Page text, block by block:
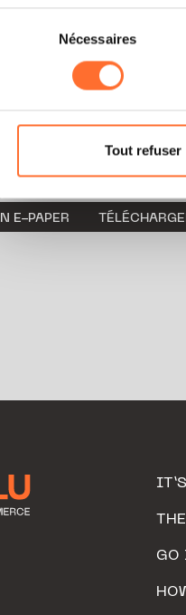
Il est précisé que la
cas de refus de tous les
personnelles, vous
personnelles.
consentement
Nécessaires
Tout refuser
ÉTÉ
E-PAPER
GO